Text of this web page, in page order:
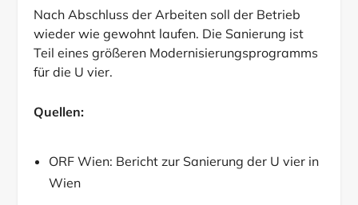
Nach Abschluss der Arbeiten soll der Betrieb
wieder wie gewohnt laufen. Die Sanierung ist
Teil eines größeren Modernisierungsprogramms
für die U vier.
Quellen:
ORF Wien: Bericht zur Sanierung der U vier in
Wien